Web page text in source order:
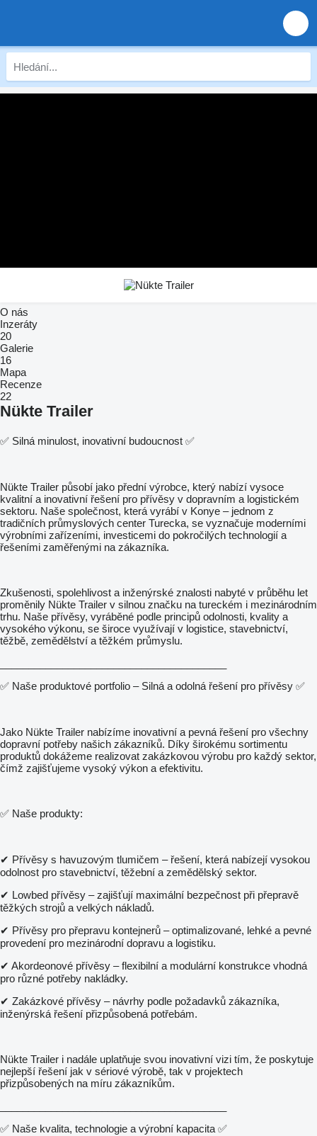
O nás
Inzeráty
20
Galerie
16
Mapa
Recenze
22
Nükte Trailer
✅ Silná minulost, inovativní budoucnost ✅
Nükte Trailer působí jako přední výrobce, který nabízí vysoce
kvalitní a inovativní řešení pro přívěsy v dopravním a logistickém
sektoru. Naše společnost, která vyrábí v Konye – jednom z
tradičních průmyslových center Turecka, se vyznačuje moderními
výrobními zařízeními, investicemi do pokročilých technologií a
řešeními zaměřenými na zákazníka.
Zkušenosti, spolehlivost a inženýrské znalosti nabyté v průběhu let
proměnily Nükte Trailer v silnou značku na tureckém i mezinárodním
trhu. Naše přívěsy, vyráběné podle principů odolnosti, kvality a
vysokého výkonu, se široce využívají v logistice, stavebnictví,
těžbě, zemědělství a těžkém průmyslu.
✅ Naše produktové portfolio – Silná a odolná řešení pro přívěsy ✅
Jako Nükte Trailer nabízíme inovativní a pevná řešení pro všechny
dopravní potřeby našich zákazníků. Díky širokému sortimentu
produktů dokážeme realizovat zakázkovou výrobu pro každý sektor,
čímž zajišťujeme vysoký výkon a efektivitu.
✅ Naše produkty:
✔ Přívěsy s havuzovým tlumičem – řešení, která nabízejí vysokou
odolnost pro stavebnictví, těžební a zemědělský sektor.
✔ Lowbed přívěsy – zajišťují maximální bezpečnost při přepravě
těžkých strojů a velkých nákladů.
✔ Přívěsy pro přepravu kontejnerů – optimalizované, lehké a pevné
provedení pro mezinárodní dopravu a logistiku.
✔ Akordeonové přívěsy – flexibilní a modulární konstrukce vhodná
pro různé potřeby nakládky.
✔ Zakázkové přívěsy – návrhy podle požadavků zákazníka,
inženýrská řešení přizpůsobená potřebám.
Nükte Trailer i nadále uplatňuje svou inovativní vizi tím, že poskytuje
nejlepší řešení jak v sériové výrobě, tak v projektech
přizpůsobených na míru zákazníkům.
✅ Naše kvalita, technologie a výrobní kapacita ✅